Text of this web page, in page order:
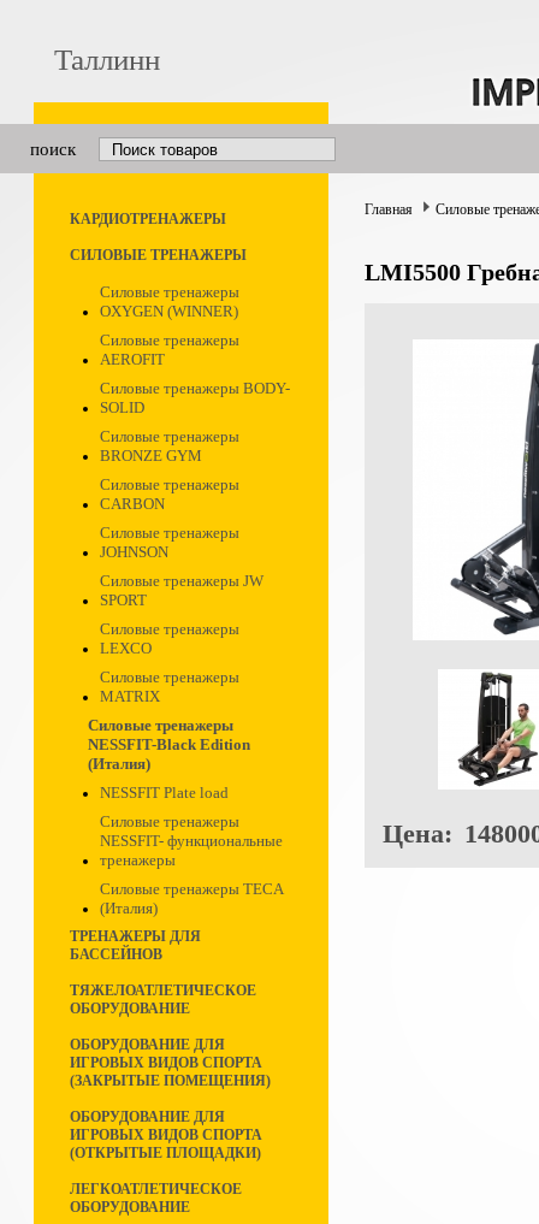
Таллинн
поиск
КАРДИОТРЕНАЖЕРЫ
СИЛОВЫЕ ТРЕНАЖЕРЫ
Силовые тренажеры
OXYGEN (WINNER)
Силовые тренажеры
AEROFIT
Силовые тренажеры BODY-
SOLID
Силовые тренажеры
BRONZE GYM
Силовые тренажеры
CARBON
Силовые тренажеры
JOHNSON
Силовые тренажеры JW
SPORT
Силовые тренажеры
LEXCO
Силовые тренажеры
MATRIX
Силовые тренажеры
NESSFIT-Black Edition
(Италия)
NESSFIT Plate load
Силовые тренажеры
NESSFIT- функциональные
тренажеры
Силовые тренажеры TECA
(Италия)
ТРЕНАЖЕРЫ ДЛЯ
БАССЕЙНОВ
ТЯЖЕЛОАТЛЕТИЧЕСКОЕ
ОБОРУДОВАНИЕ
ОБОРУДОВАНИЕ ДЛЯ
ИГРОВЫХ ВИДОВ СПОРТА
(ЗАКРЫТЫЕ ПОМЕЩЕНИЯ)
ОБОРУДОВАНИЕ ДЛЯ
ИГРОВЫХ ВИДОВ СПОРТА
(ОТКРЫТЫЕ ПЛОЩАДКИ)
ЛЕГКОАТЛЕТИЧЕСКОЕ
ОБОРУДОВАНИЕ
Главная Силовые
LMI5500
Цена: